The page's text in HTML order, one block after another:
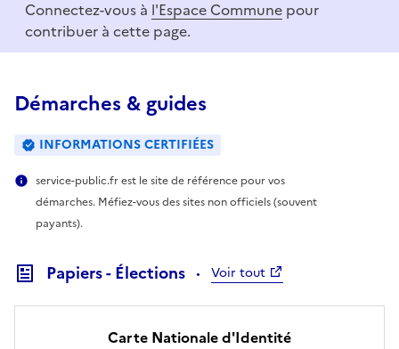
Connectez-vous à l'Espace Commune pour
contribuer à cette page.
Démarches & guides
INFORMATIONS CERTIFIÉES
service-public.fr est le site de référence pour vos
démarches. Méfiez-vous des sites non officiels (souvent
payants).
Papiers - Élections Voir tout
Carte Nationale d'Identité